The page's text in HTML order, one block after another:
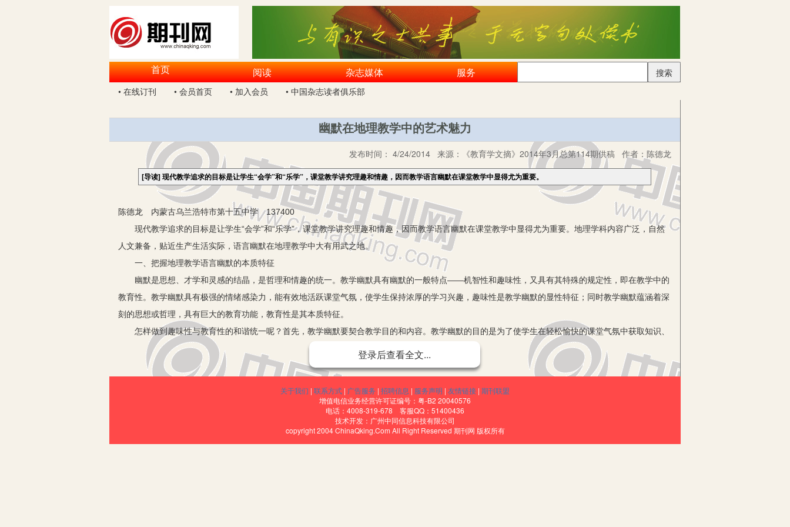
首页 阅读 杂志媒体 服务
搜索
• 在线订刊
• 会员首页 • 加入会员 • 中国杂志读者俱乐部
幽默在地理教学中的艺术魅力
发布时间： 4/24/2014 来源： 《教育学文摘》2014年3月总第114期供稿 作者： 陈德龙
[导读]现代教学追求的目标是让学生“会学”和“乐学”，课堂教学讲究理趣和情趣，因而教学语言幽默在课堂教学中显得尤为重要。
陈德龙 内蒙古乌兰浩特市第十五中学 137400
现代教学追求的目标是让学生“会学”和“乐学”，课堂教学讲究理趣和情趣，因而教学语言幽默在课堂教学中显得尤为重要。地理学科内容广泛，自然
人文兼备，贴近生产生活实际，语言幽默在地理教学中大有用武之地。
一、把握地理教学语言幽默的本质特征
幽默是思想、才学和灵感的结晶，是哲理和情趣的统一。教学幽默具有幽默的一般特点——机智性和趣味性，又具有其特殊的规定性，即在教学中的
教育性。教学幽默具有极强的情绪感染力，能有效地活跃课堂气氛，使学生保持浓厚的学习兴趣，趣味性是教学幽默的显性特征；同时教学幽默蕴涵着深
刻的思想或哲理，具有巨大的教育功能，教育性是其本质特征。
怎样做到趣味性与教育性的和谐统一呢？首先，教学幽默要契合教学目的和内容。教学幽默的目的是为了使学生在轻松愉快的课堂气氛中获取知识、
增长才智。如果置教学目的和内容于不顾，东拉西扯，为幽默而幽默，那就会既浪费宝贵的课堂教学时间，又给学生以油滑之感。其次，教学幽默应符合
学生实际。教学幽默与一般的幽默艺术不同，它的场所是课堂，对象是学生。教学幽默的深浅度应与学生对幽默的理解力和接受水平相一致。如高中学生
解深层次的语言内涵，因而幽默运用的层次应有所不同。如果不考虑学生生活阅历、文化知识的背景差距，不考虑如何引起师生双方的心灵沟通，学生就
无法领略幽默所散发出来的妙趣，幽默的审美价值也将荡然无存。第二，教学幽默应把握分寸。如果一堂课幽默不断、笑声不绝，会冲淡教学内容；如果
教学幽默为逗乐而幽默甚至低级趣味，就失去了幽默应具有的审美价值和教育价值。如一位老师看到有同学在打瞌睡，便当众奚落：“你们知道猪的爱好
登录后查看全文...
关于我们 | 联系方式 | 广告服务 | 招聘信息 | 服务声明 | 友情链接 | 期刊联盟
增值电信业务经营许可证编号：粤-B2 20040576
电话：4008-319-678 客服QQ：51400436
技术开发：广州中同信息科技有限公司
copyright 2004 ChinaQking.Com All Right Reserved 期刊网 版权所有